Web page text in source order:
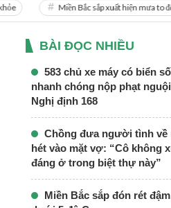
Miền Bắc sắp xuất hiện mưa to đến rất to
BÀI ĐỌC NHIỀU
583 chủ xe máy có biển
nhanh chóng nộp phạt
Nghị định 168
Chồng đưa người tình về
hét vào mặt vợ: “Cô không
đáng ở trong biệt thự này”
Miền Bắc sắp đón rét